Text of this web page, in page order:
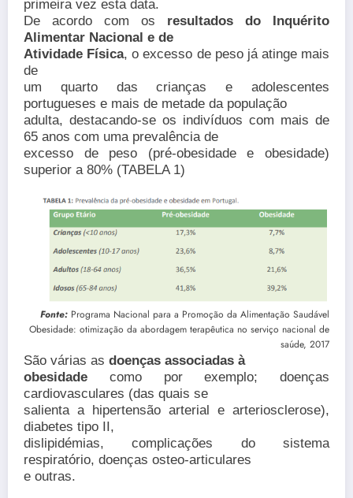
primeira vez esta data.
De acordo com os resultados do Inquérito
Alimentar Nacional e de
Atividade Física, o excesso de peso já atinge mais
de
um quarto das crianças e adolescentes
portugueses e mais de metade da população
adulta, destacando-se os indivíduos com mais de
65 anos com uma prevalência de
excesso de peso (pré-obesidade e obesidade)
superior a 80% (TABELA 1)
Fonte: Programa Nacional para a Promoção da Alimentação Saudável
Obesidade: otimização da abordagem terapêutica no serviço nacional de
saúde, 2017
São várias as doenças associadas à
obesidade como por exemplo; doenças
cardiovasculares (das quais se
salienta a hipertensão arterial e arteriosclerose),
diabetes tipo II,
dislipidémias, complicações do sistema
respiratório, doenças osteo-articulares
e outras.